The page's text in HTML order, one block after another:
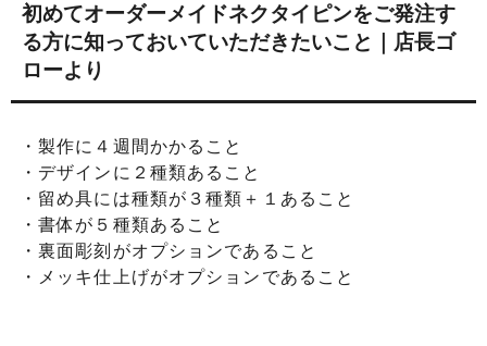
初めてオーダーメイドネクタイピンをご発注す
る方に知っておいていただきたいこと｜店長ゴ
ローより
・製作に４週間かかること
・デザインに２種類あること
・留め具には種類が３種類＋１あること
・書体が５種類あること
・裏面彫刻がオプションであること
・メッキ仕上げがオプションであること